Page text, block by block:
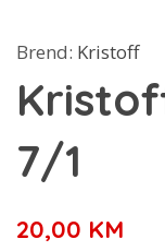
Brend: Kristoff
7/1
20,00 KM